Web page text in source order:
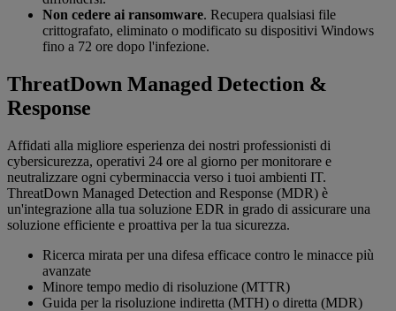
Non cedere ai ransomware. Recupera qualsiasi file
crittografato, eliminato o modificato su dispositivi Windows
fino a 72 ore dopo l'infezione.
‌ThreatDown Managed Detection &
Response
Affidati alla migliore esperienza dei nostri professionisti di
cybersicurezza, operativi 24 ore al giorno per monitorare e
neutralizzare ogni cyberminaccia verso i tuoi ambienti IT.
ThreatDown Managed Detection and Response (MDR) è
un'integrazione alla tua soluzione EDR in grado di assicurare una
soluzione efficiente e proattiva per la tua sicurezza.
Ricerca mirata per una difesa efficace contro le minacce più
avanzate
Minore tempo medio di risoluzione (MTTR)
Guida per la risoluzione indiretta (MTH) o diretta (MDR)